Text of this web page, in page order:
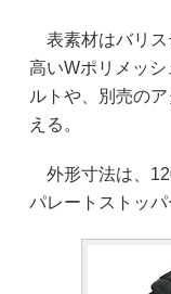
表素材はバリス
高いWポリメッ
ルトや、別売の
える。
外形寸法は、
パレートストッ